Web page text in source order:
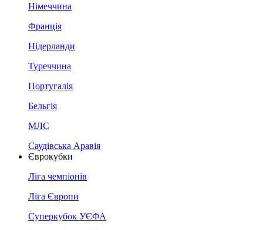
Німеччина
Франція
Нідерланди
Туреччина
Португалія
Бельгія
МЛС
Саудівська Аравія
Єврокубки
Ліга чемпіонів
Ліга Європи
Суперкубок УЄФА